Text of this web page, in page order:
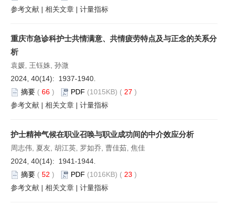
参考文献 | 相关文章 | 计量指标
重庆市急诊科护士共情满意、共情疲劳特点及与正念的关系分
析
袁媛, 王钰姝, 孙溦
2024, 40(14): 1937-1940.
摘要 ( 66 ) PDF (1015KB) ( 27 )
参考文献 | 相关文章 | 计量指标
护士精神气候在职业召唤与职业成功间的中介效应分析
周志伟, 夏友, 胡江英, 罗如乔, 曹佳茹, 焦佳
2024, 40(14): 1941-1944.
摘要 ( 52 ) PDF (1016KB) ( 23 )
参考文献 | 相关文章 | 计量指标